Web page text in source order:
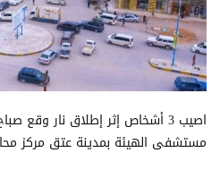
اصيب 3 أشخاص إثر إطلاق نار وقع
مستشفى الهيئة بمدينة عتق مركز